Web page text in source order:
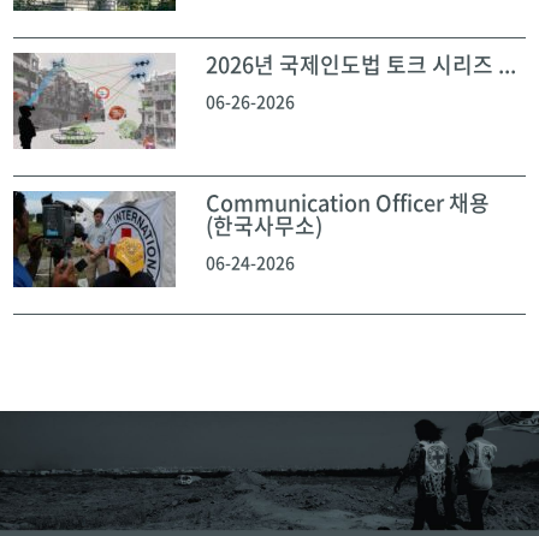
2026년 국제인도법 토크 시리즈 ...
06-26-2026
Communication Officer 채용
(한국사무소)
06-24-2026